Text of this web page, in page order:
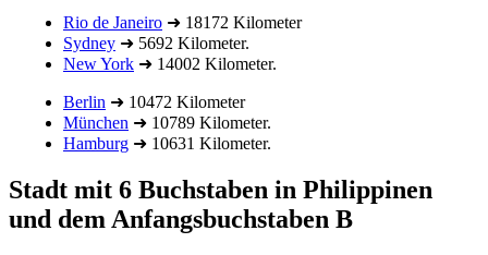
Rio de Janeiro ➜ 18172 Kilometer
Sydney ➜ 5692 Kilometer.
New York ➜ 14002 Kilometer.
Berlin ➜ 10472 Kilometer
München ➜ 10789 Kilometer.
Hamburg ➜ 10631 Kilometer.
Stadt mit 6 Buchstaben in Philippinen
und dem Anfangsbuchstaben B